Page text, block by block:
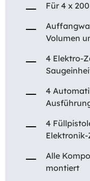
Für 4 x
Volumen
4 Elektro-
4
4
Alle
montiert